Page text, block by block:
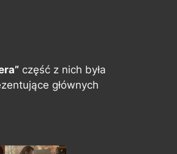
część z nich była
głównych